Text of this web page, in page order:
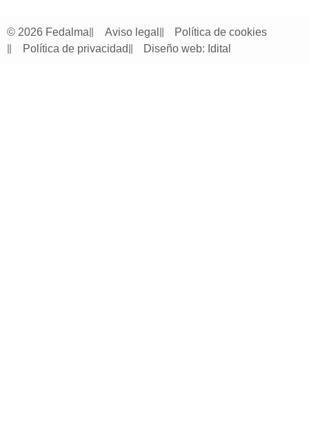
© 2026 Fedalma Aviso legal
Política de cookies
Política de privacidad
Diseño web: Idital